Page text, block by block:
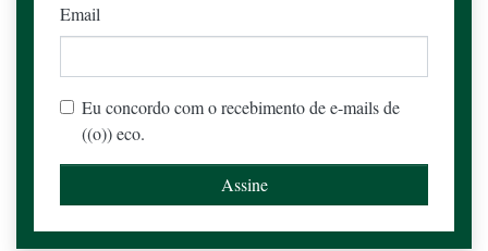
Email
Eu concordo com o recebimento de e-mails de
((o)) eco.